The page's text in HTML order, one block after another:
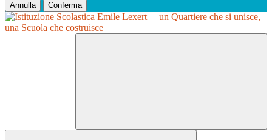
Annulla Conferma
un Quartiere che si unisce,
una Scuola che costruisce